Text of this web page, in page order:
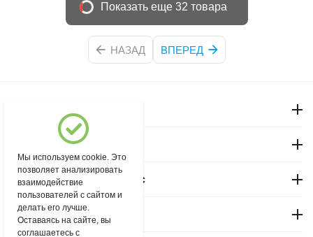
Показать еще 32 товара
НАЗАД ВПЕРЕД
Магазин "Северный"
Покупательский сервис
Контакты
Мы используем cookie. Это
позволяет анализировать
взаимодействие
пользователей с сайтом и
делать его лучше.
Оставаясь на сайте, вы
соглашаетесь с